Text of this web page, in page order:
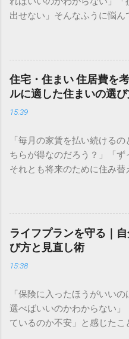
出せない」そんなふうに悩
組みを正しく理解し、自分
です。この記事では、資産
た、失敗しないための基礎知
え方をわかりやすく解説しま
多くの人が「預金だけで十分
が、現代において資産運用は
計画 資産形成の目的は、単
ありません。真の目的は、
入、教育、老後など）に必要
の価値は目減りします。預
インフレリスクによって将
性があるのです。まずは「何
必要なのか」を明確にするこ
方法 投資の最大の武器は「
「複利」の仕組みです。複
資に回すことで、利益がさ
仕組みを指します。 例えば
住宅・住まい 住居費を
ルに適した住まいの選
15:39
「毎月の家賃を払い続ける
ちらが得なのだろう？」「ず
それとも将来のために住み
毎月の固定費として家計に
判断したいものですよね。
に振り回されてしまうと、自
てしまうこともあります。
るのではなく、あなたの価値
のライフスタイルに最もフィ
要な「生涯コスト」の考え
クすべきポイントをわかり
家、どちらが自分に合って
ライフプランを守る｜
び方と見直し術
15:38
「保険に入ったほうがいい
選べばいいのかわからない
ているのか不安」と感じた